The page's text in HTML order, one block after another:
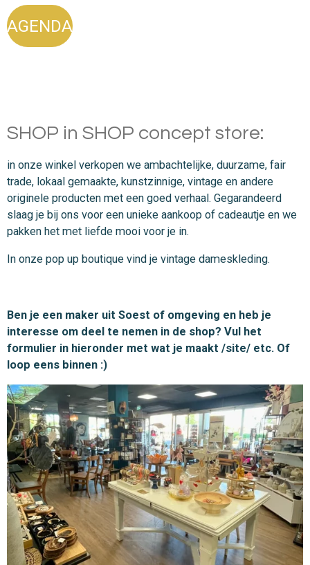
AGENDA
SHOP in SHOP concept store:
in onze winkel verkopen we ambachtelijke, duurzame, fair
trade, lokaal gemaakte, kunstzinnige, vintage en andere
originele producten met een goed verhaal. Gegarandeerd
slaag je bij ons voor een unieke aankoop of cadeautje en we
pakken het met liefde mooi voor je in.
In onze pop up boutique vind je vintage dameskleding.
Ben je een maker uit Soest of omgeving en heb je
interesse om deel te nemen in de shop? Vul het
formulier in hieronder met wat je maakt /site/ etc. Of
loop eens binnen :)